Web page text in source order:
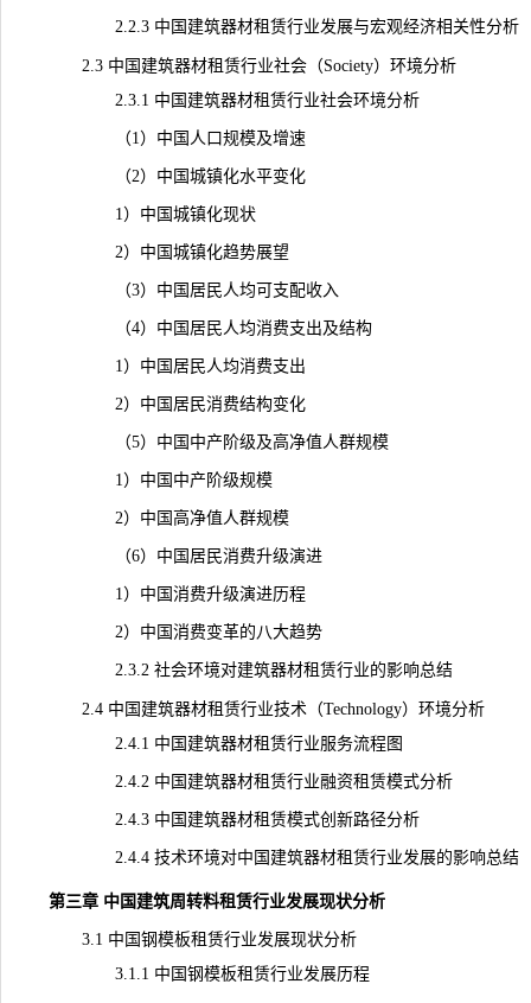
2.2.3 中国建筑器材租赁行业发展与宏观经济相关性分析
2.3 中国建筑器材租赁行业社会（Society）环境分析
2.3.1 中国建筑器材租赁行业社会环境分析
（1）中国人口规模及增速
（2）中国城镇化水平变化
1）中国城镇化现状
2）中国城镇化趋势展望
（3）中国居民人均可支配收入
（4）中国居民人均消费支出及结构
1）中国居民人均消费支出
2）中国居民消费结构变化
（5）中国中产阶级及高净值人群规模
1）中国中产阶级规模
2）中国高净值人群规模
（6）中国居民消费升级演进
1）中国消费升级演进历程
2）中国消费变革的八大趋势
2.3.2 社会环境对建筑器材租赁行业的影响总结
2.4 中国建筑器材租赁行业技术（Technology）环境分析
2.4.1 中国建筑器材租赁行业服务流程图
2.4.2 中国建筑器材租赁行业融资租赁模式分析
2.4.3 中国建筑器材租赁模式创新路径分析
2.4.4 技术环境对中国建筑器材租赁行业发展的影响总结
第三章 中国建筑周转料租赁行业发展现状分析
3.1 中国钢模板租赁行业发展现状分析
3.1.1 中国钢模板租赁行业发展历程